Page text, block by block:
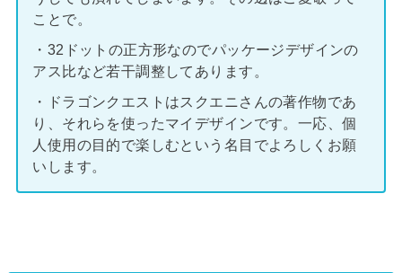
ことで。
・32ドットの正方形なのでパッケージデザインの
アス比など若干調整してあります。
・ドラゴンクエストはスクエニさんの著作物であ
り、それらを使ったマイデザインです。一応、個
人使用の目的で楽しむという名目でよろしくお願
いします。